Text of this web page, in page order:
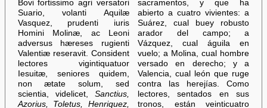
Bovi fortissimo agri versatori
Suario, volanti Aquilæ
Vasquez, prudenti iuris
Homini Molinæ, ac Leoni
adversus hæreses rugienti
Valentiæ reseravit. Consident
lectores vigintiquatuor
Iesuitæ, seniores quidem,
non ætate solum, sed
scientia, videlicet,Sanctius,
Azorius, Toletus, Henriquez,
sacramentos, y que ha
abierto a cuatro vivientes: a
Suárez, cual buey robusto
arador del campo; a
Vázquez, cual águila en
vuelo; a Molina, cual hombre
versado en derecho; y a
Valencia, cual león que ruge
contra las herejías. Como
lectores, sentados en sus
tronos, están veinticuatro